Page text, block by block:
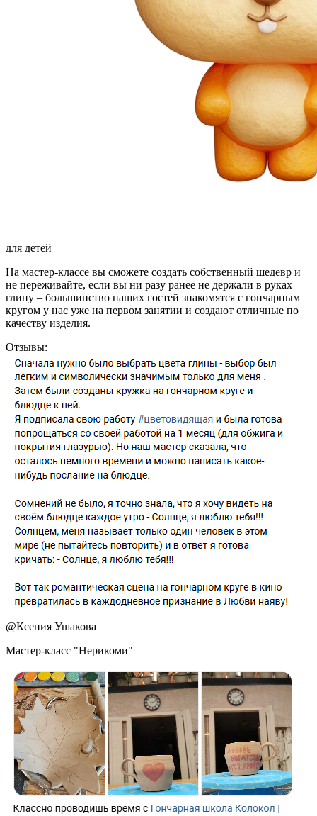
для детей
На мастер-классе вы сможете создать собственный шедевр и
не переживайте, если вы ни разу ранее не держали в руках
глину – большинство наших гостей знакомятся с гончарным
кругом у нас уже на первом занятии и создают отличные по
качеству изделия.
Отзывы:
@Ксения Ушакова
Мастер-класс "Нерикоми"